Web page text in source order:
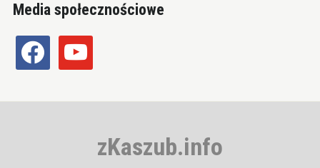
Media społecznościowe
facebook youtube
zKaszub.info